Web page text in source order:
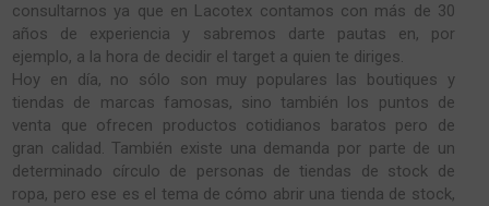
consultarnos ya que en Lacotex contamos con más de 30
años de experiencia y sabremos darte pautas en, por
ejemplo, a la hora de decidir el target a quien te diriges.
Hoy en día, no sólo son muy populares las boutiques y
tiendas de marcas famosas, sino también los puntos de
venta que ofrecen productos cotidianos baratos pero de
gran calidad. También existe una demanda por parte de un
determinado círculo de personas de tiendas de stock de
ropa, pero ese es el tema de cómo abrir una tienda de stock,